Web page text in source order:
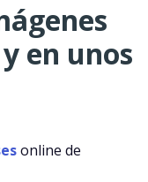
en unos
online de